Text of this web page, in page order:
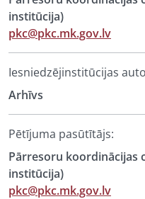
institūcija)
pkc@pkc.mk.gov.lv
Iesniedzējinstitūcijas
Arhīvs
Pētījuma pasūtītājs:
Pārresoru koordinācijas
institūcija)
pkc@pkc.mk.gov.lv